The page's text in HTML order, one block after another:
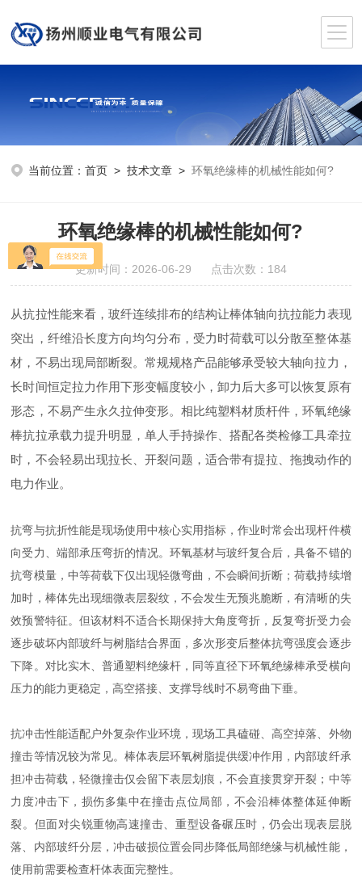
当前位置：首页 >技术文章 >环氧绝缘棒的机械性能如何?
环氧绝缘棒的机械性能如何?
更新时间：2026-06-29 点击次数：184
从抗拉性能来看，玻纤连续排布的结构让棒体轴向抗拉能力表现
突出，纤维沿长度方向均匀分布，受力时荷载可以分散至整体基
材，不易出现局部断裂。常规规格产品能够承受较大轴向拉力，
长时间恒定拉力作用下形变幅度较小，卸力后大多可以恢复原有
形态，不易产生永久拉伸变形。相比纯塑料材质杆件，环氧绝缘
棒抗拉承载力提升明显，单人手持操作、搭配各类检修工具牵拉
时，不会轻易出现拉长、开裂问题，适合带有提拉、拖拽动作的
电力作业。
抗弯与抗折性能是现场使用中核心实用指标，作业时常会出现杆件横
向受力、端部承压弯折的情况。环氧基材与玻纤复合后，具备不错的
抗弯模量，中等荷载下仅出现轻微弯曲，不会瞬间折断；荷载持续增
加时，棒体先出现细微表层裂纹，不会发生无预兆脆断，有清晰的失
效预警特征。但该材料不适合长期保持大角度弯折，反复弯折受力会
逐步破坏内部玻纤与树脂结合界面，多次形变后整体抗弯强度会逐步
下降。对比实木、普通塑料绝缘杆，同等直径下环氧绝缘棒承受横向
压力的能力更稳定，高空搭接、支撑导线时不易弯曲下垂。
抗冲击性能适配户外复杂作业环境，现场工具磕碰、高空掉落、外物
撞击等情况较为常见。棒体表层环氧树脂提供缓冲作用，内部玻纤承
担冲击荷载，轻微撞击仅会留下表层划痕，不会直接贯穿开裂；中等
力度冲击下，损伤多集中在撞击点位局部，不会沿棒体整体延伸断
裂。但面对尖锐重物高速撞击、重型设备碾压时，仍会出现表层脱
落、内部玻纤分层，冲击破损位置会同步降低局部绝缘与机械性能，
使用前需要检查杆体表面完整性。